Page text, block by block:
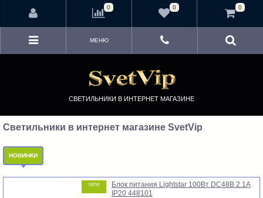
СВЕТИЛЬНИКИ В ИНТЕРНЕТ МАГАЗИНЕ
МЕНЮ
Светильники в интернет магазине SvetVip
НОВИНКИ
NEW
Блок питания Lightstar 100Вт DC48В 2.1А
IP20 448101
0 0 0